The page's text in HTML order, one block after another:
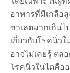
อาหารที่มีเกลือ
ซาเลตมากเกิน
เกี่ยวกับโรคนิ่ว
อาจไม่เคยรู้ ต
โรคนิ่วในไตคือ